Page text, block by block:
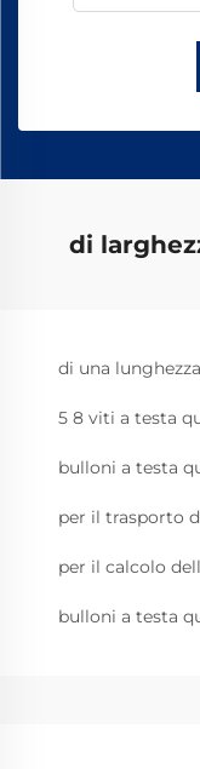
di
di una
5 8 viti a testa
bulloni a testa
per il trasporto
per il calcolo
bulloni a testa